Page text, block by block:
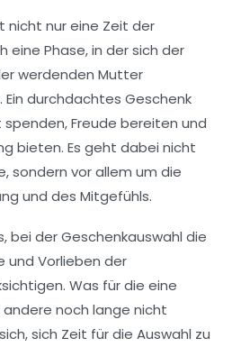
nicht nur eine Zeit der
eine Phase, in der sich der
werdenden Mutter
durchdachtes Geschenk
Freude bereiten und
bieten. Es geht dabei nicht
sondern vor allem um die
und des Mitgefühls.
bei der Geschenkauswahl die
und Vorlieben der
Was für die eine
noch lange nicht
sich Zeit für die Auswahl zu